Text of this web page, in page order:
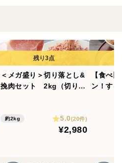
＜メガ盛り＞切り落とし&
挽肉セット 2kg（切り落
約2kg 5.0(20件)
¥2,980
【食べ
ン！す